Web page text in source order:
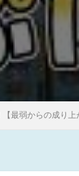
最弱からの成り